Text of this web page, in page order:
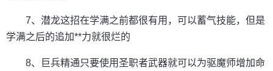
7、潜龙这招在学满之前都很有用，可以蓄气技能，但是
学满之后的追加**力就很烂的
8、巨兵精通只要使用圣职者武器就可以为驱魔师增加命